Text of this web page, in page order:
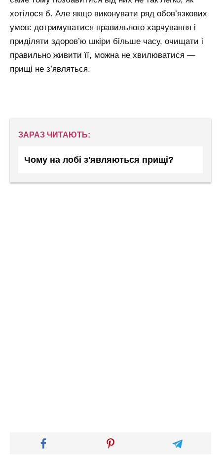
хотілося б. Але якщо виконувати ряд обов’язкових
умов: дотримуватися правильного харчування і
приділяти здоров’ю шкіри більше часу, очищати і
правильно живити її, можна не хвилюватися —
прищі не з’являться.
ЗАРАЗ ЧИТАЮТЬ:
Чому на лобі з'являються прищі?